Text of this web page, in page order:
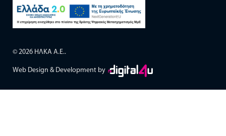
© 2026 ΗΛΚΑ Α.Ε..
Web Design & Development by